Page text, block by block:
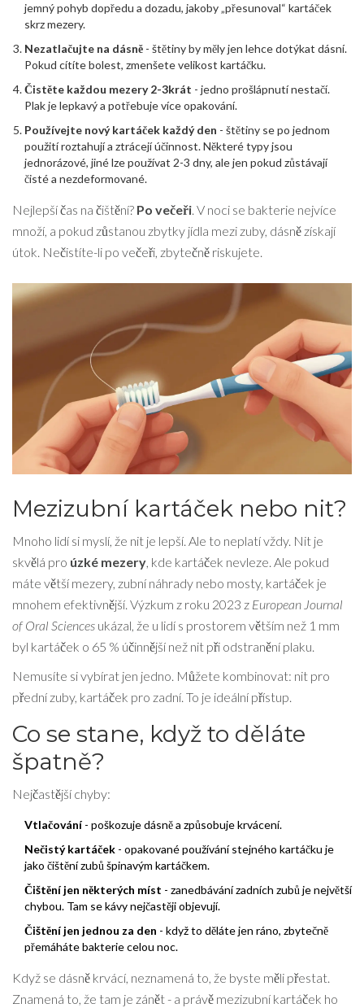
jemný pohyb dopředu a dozadu, jakoby „přesunoval“ kartáček
skrz mezery.
Nezatlačujte na dásně - štětiny by měly jen lehce dotýkat dásní.
Pokud cítíte bolest, zmenšete velikost kartáčku.
Čistěte každou mezery 2-3krát - jedno prošlápnutí nestačí.
Plak je lepkavý a potřebuje více opakování.
Používejte nový kartáček každý den - štětiny se po jednom
použití roztahují a ztrácejí účinnost. Některé typy jsou
jednorázové, jiné lze používat 2-3 dny, ale jen pokud zůstávají
čisté a nezdeformované.
Nejlepší čas na čištění? Po večeři. V noci se bakterie nejvíce
množí, a pokud zůstanou zbytky jídla mezi zuby, dásně získají
útok. Nečistíte-li po večeři, zbytečně riskujete.
Mezizubní kartáček nebo nit?
Mnoho lidí si myslí, že nit je lepší. Ale to neplatí vždy. Nit je
skvělá pro úzké mezery, kde kartáček nevleze. Ale pokud
máte větší mezery, zubní náhrady nebo mosty, kartáček je
mnohem efektivnější. Výzkum z roku 2023 z European Journal
of Oral Sciences ukázal, že u lidí s prostorem větším než 1 mm
byl kartáček o 65 % účinnější než nit při odstranění plaku.
Nemusíte si vybírat jen jedno. Můžete kombinovat: nit pro
přední zuby, kartáček pro zadní. To je ideální přístup.
Co se stane, když to děláte
špatně?
Nejčastější chyby:
Vtlačování - poškozuje dásně a způsobuje krvácení.
Nečistý kartáček - opakované používání stejného kartáčku je
jako čištění zubů špinavým kartáčkem.
Čištění jen některých míst - zanedbávání zadních zubů je největší
chybou. Tam se kávy nejčastěji objevují.
Čištění jen jednou za den - když to děláte jen ráno, zbytečně
přemáháte bakterie celou noc.
Když se dásně krvácí, neznamená to, že byste měli přestat.
Znamená to, že tam je zánět - a právě mezizubní kartáček ho